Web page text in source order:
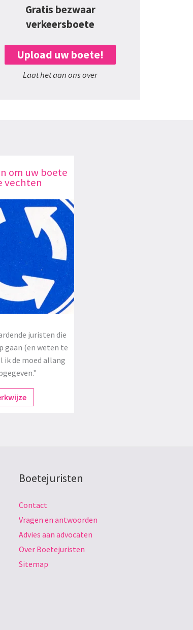
Gratis bezwaar
verkeersboete
Upload uw boete!
Laat het aan ons over
om uw boete
vechten
juristen die
gaan (en weten te
ik de moed allang
Boetejuristen
Contact
Vragen en antwoorden
Advies aan advocaten
Over Boetejuristen
Sitemap